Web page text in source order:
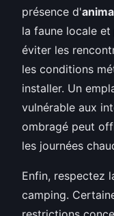
présence d'
la faune locale
éviter les
les conditions
installer. Un
vulnérable aux
ombragé peut
les journées
Enfin, respectez
camping.